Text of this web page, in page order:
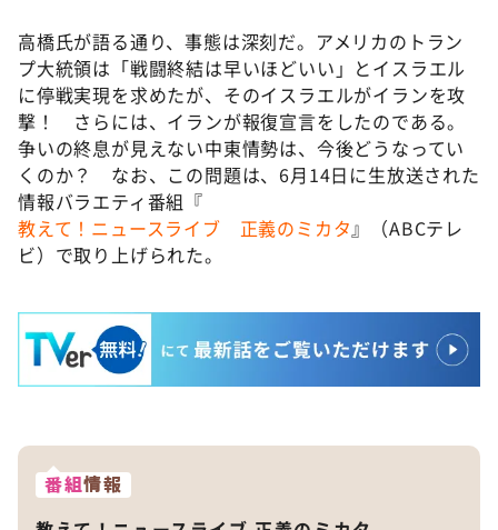
高橋氏が語る通り、事態は深刻だ。アメリカのトラン
プ大統領は「戦闘終結は早いほどいい」とイスラエル
に停戦実現を求めたが、そのイスラエルがイランを攻
撃！ さらには、イランが報復宣言をしたのである。
争いの終息が見えない中東情勢は、今後どうなってい
くのか？ なお、この問題は、6月14日に生放送された
情報バラエティ番組『
教えて！ニュースライブ 正義のミカタ』（ABCテレ
ビ）で取り上げられた。
番組情報